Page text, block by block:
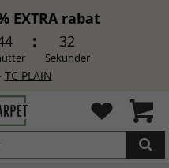
EXTRA rabat
32
Sekunder
TC PLAIN